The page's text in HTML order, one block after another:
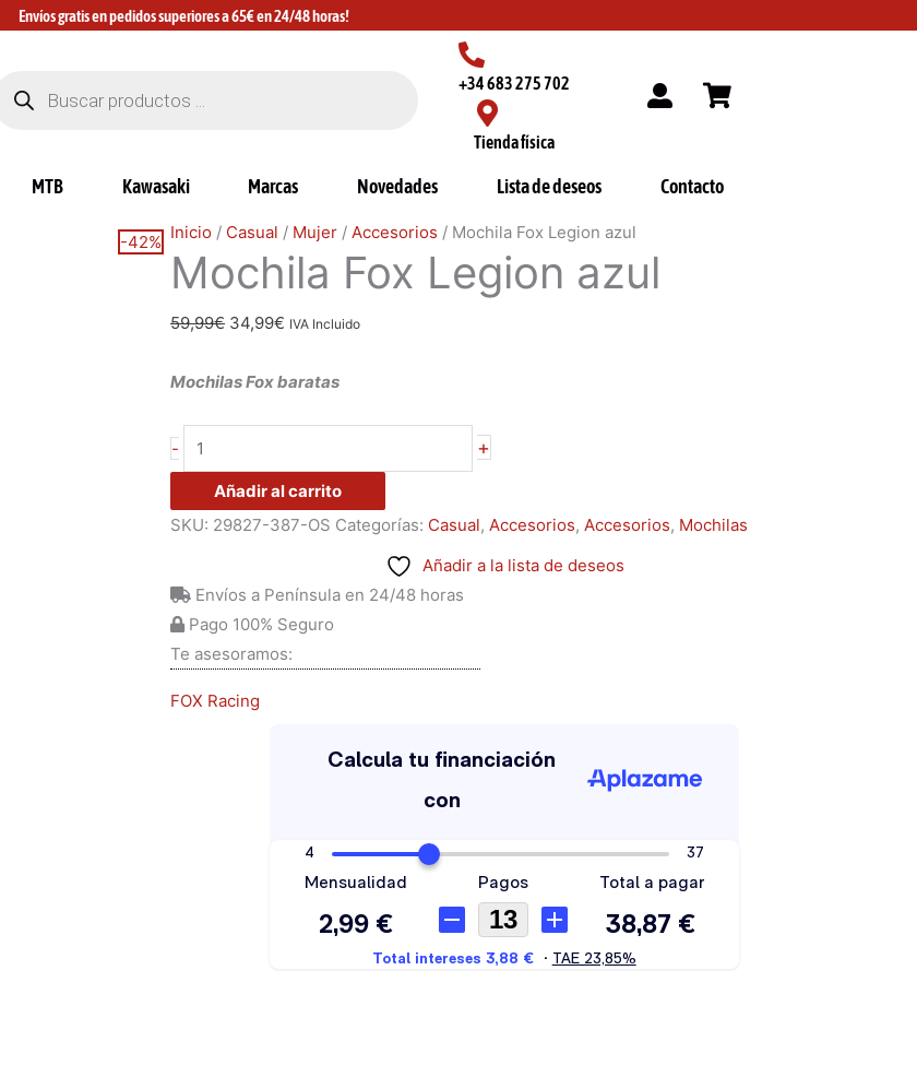
Envíos gratis en pedidos superiores a 65€ en 24/48 horas!
productos
+34 683 275 702
Tienda física
MTB Kawasaki Marcas Novedades Lista de deseos Contacto
-42% Inicio / Casual / Mujer / Accesorios / Mochila Fox Legion azul
Mochila Fox Legion azul
59,99€
El
precio
original
era:
34,99€
El
precio
actual
es:
IVA Incluido
Mochilas Fox baratas
-
Mochila
Fox
Legion
azul
+
Añadir al carrito
SKU: 29827-387-OS Categorías: Casual, Accesorios, Accesorios, Mochilas
Añadir a la lista de deseos
Envíos a Península en 24/48 horas
Pago 100% Seguro
Te asesoramos:
FOX Racing